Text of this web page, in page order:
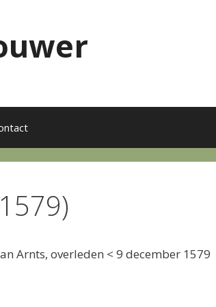
Arnts, overleden < 9 december 1579